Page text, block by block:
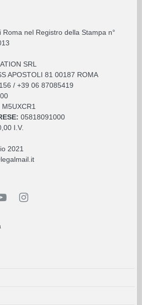
nel Registro della Stampa n°
SRL
APOSTOLI 81 00187 ROMA
/ +39 06 87085419
M5UXCR1
05818091000
I.V.
2021